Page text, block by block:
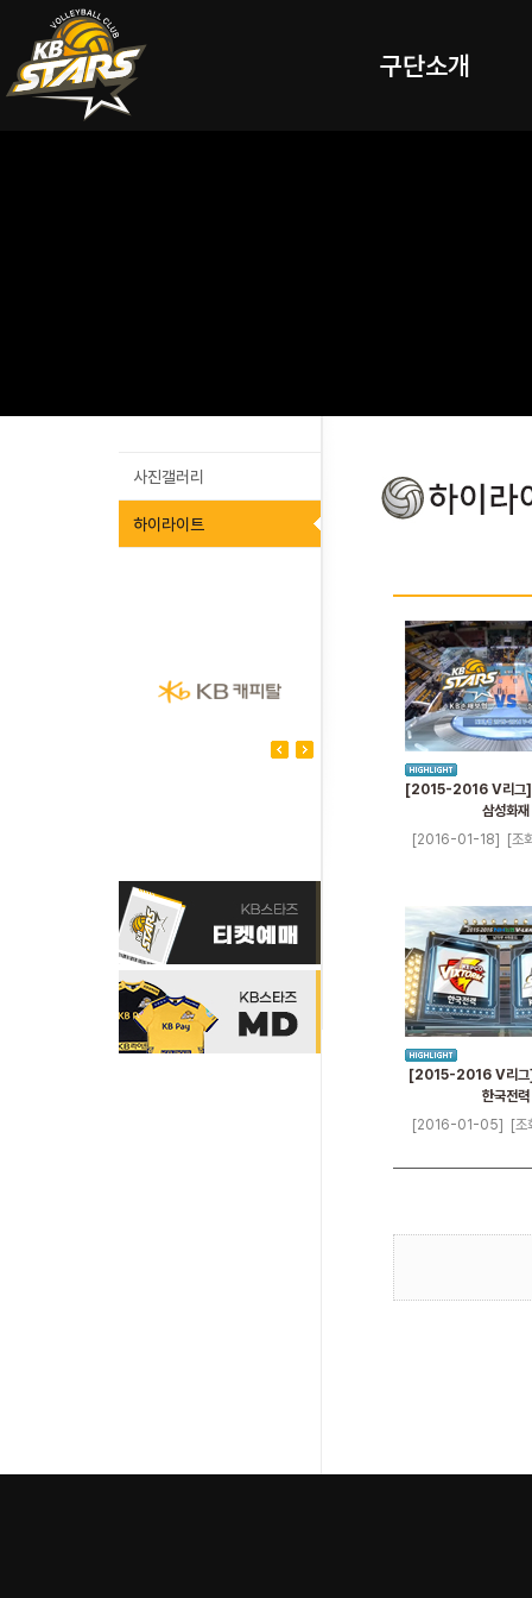
구단소개
사진갤러리
하이라이트
[2015-2016 V리그]
삼성화재
[2016-01-18]
[조
[2015-2016 V리그
한국전력
[2016-01-05]
[